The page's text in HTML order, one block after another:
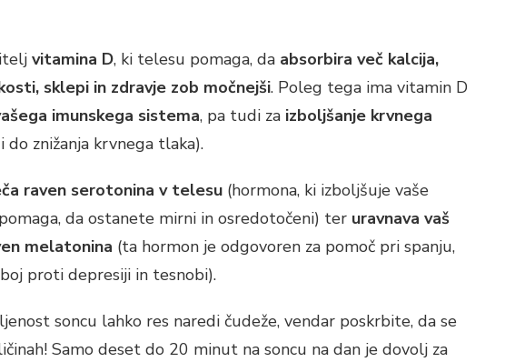
vitamina D, ki telesu pomaga, da absorbira več kalcija,
sklepi in zdravje zob močnejši. Poleg tega ima vitamin D
imunskega sistema, pa tudi za izboljšanje krvnega
do znižanja krvnega tlaka).
raven serotonina v telesu (hormona, ki izboljšuje vaše
da ostanete mirni in osredotočeni) ter uravnava vaš
melatonina (ta hormon je odgovoren za pomoč pri spanju,
proti depresiji in tesnobi).
soncu lahko res naredi čudeže, vendar poskrbite, da se
Samo deset do 20 minut na soncu na dan je dovolj za